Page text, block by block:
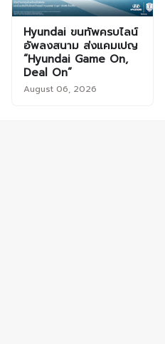
Hyundai ขนทัพครบไลน์
อัพลงสนาม ส่งแคมเปญ
“Hyundai Game On,
Deal On”
August 06, 2026